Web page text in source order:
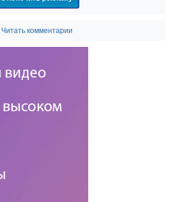
Читать комментарии